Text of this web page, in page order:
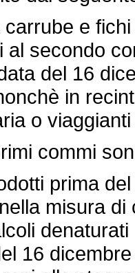
e fichi
al secondo
del 16
in
o
commi
prima del
misura
16